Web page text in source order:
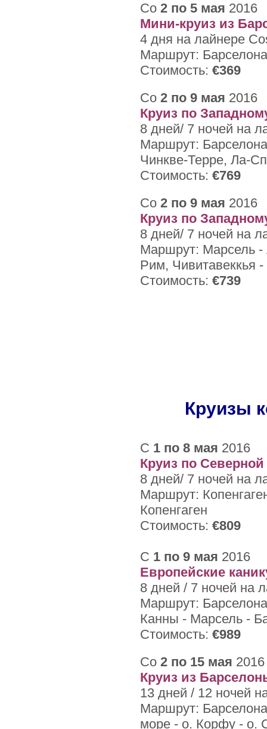
Со 2 по 5 мая 2016
Мини-круиз из
4 дня на лайнере
Маршрут:
Стоимость: €369
Со 2 по 9 мая 2016
Круиз по
8 дней/ 7 ночей на
Маршрут:
Чинкве-Терре, Ла-
Стоимость: €769
Со 2 по 9 мая 2016
Круиз по
8 дней/ 7 ночей на
Маршрут: Марсель -
Рим, Чивитавеккья
Стоимость: €739
Круизы
С 1 по 8 мая 2016
Круиз по
8 дней/ 7 ночей на
Маршрут:
Копенгаген
Стоимость: €809
С 1 по 9 мая 2016
Европейские
8 дней / 7 ночей на
Маршрут:
Канны - Марсель -
Стоимость: €989
Со 2 по 15 мая 2016
Круиз из
13 дней / 12 ночей
Маршрут:
море - о. Корфу - о.